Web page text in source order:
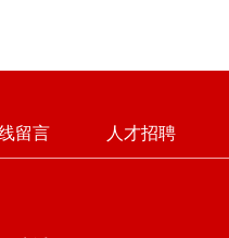
留言 人才招聘